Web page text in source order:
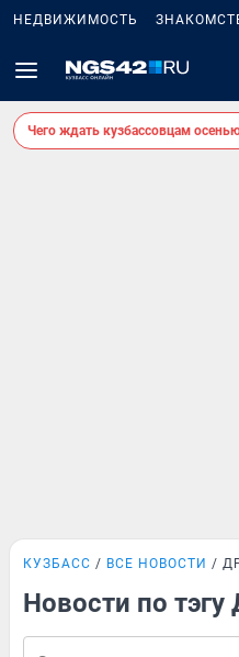
НЕДВИЖИМОСТЬ
Чего ждать кузбассовцам
КУЗБАСС ВСЕ НОВОСТИ
Новости по